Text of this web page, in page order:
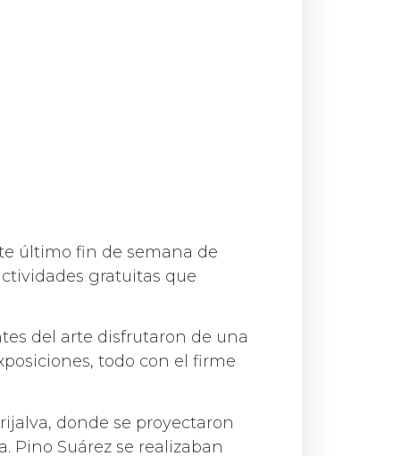
último fin de semana de
gratuitas que
del arte disfrutaron de una
todo con el firme
donde se proyectaron
Pino Suárez se realizaban